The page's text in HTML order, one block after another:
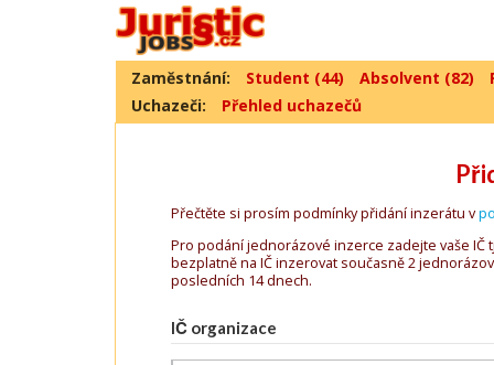
Zaměstnání: Student (44) Absolvent (82)
Uchazeči:
Přehled uchazečů
Přečtěte si prosím podmínky přidání inzerátu v
Pro podání jednorázové inzerce zadejte vaše
bezplatně na IČ inzerovat současně 2
posledních 14 dnech.
IČ organizace